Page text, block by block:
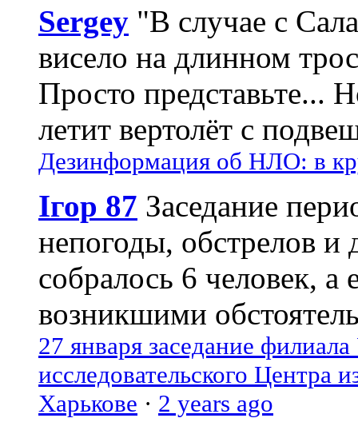
Sergey "В случае с
висело на длинном
Просто представьте...
летит вертолёт с
Дезинформация об НЛО: в
Ігор 87 Заседание
непогоды, обстрелов и
собралось 6 человек, а
возникшими
27 января заседание
исследовательского Центра
Харькове · 2 years ago